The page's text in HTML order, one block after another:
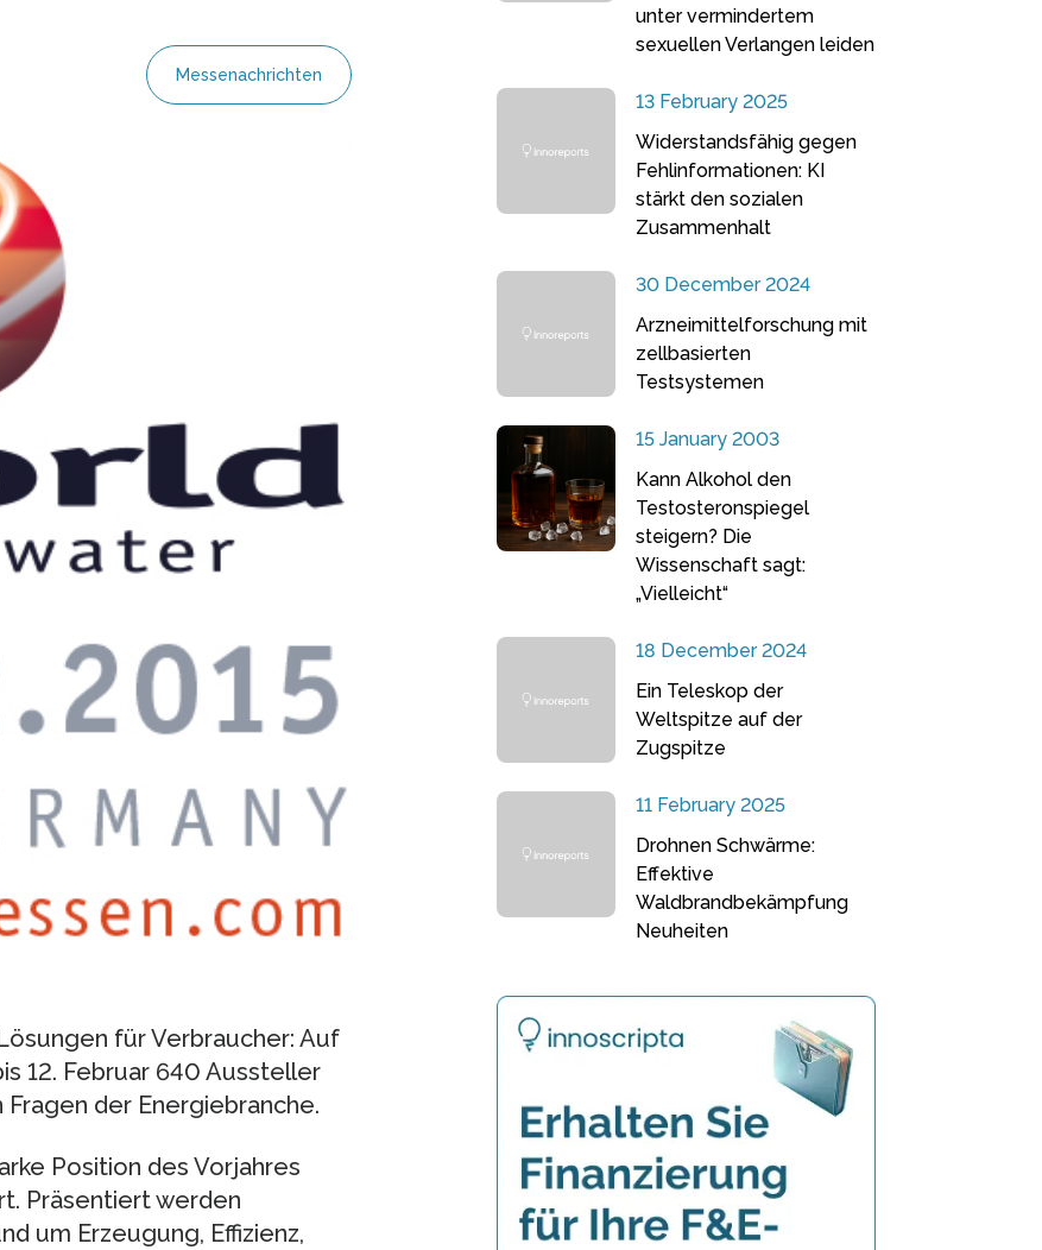
Messenachrichten
für Verbraucher: Auf
12. Februar 640 Aussteller
der Energiebranche.
Position des Vorjahres
Präsentiert werden
um Erzeugung, Effizienz,
unter vermindertem
sexuellen Verlangen leiden
13 February 2025
Widerstandsfähig gegen
Fehlinformationen: KI
stärkt den sozialen
Zusammenhalt
30 December 2024
Arzneimittelforschung mit
zellbasierten
Testsystemen
15 January 2003
Kann Alkohol den
Testosteronspiegel
steigern? Die
Wissenschaft sagt:
„Vielleicht“
18 December 2024
Ein Teleskop der
Weltspitze auf der
Zugspitze
11 February 2025
Drohnen Schwärme:
Effektive
Waldbrandbekämpfung
Neuheiten